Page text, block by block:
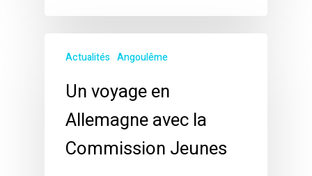
Actualités Angoulême
Un voyage en
Allemagne avec la
Commission Jeunes